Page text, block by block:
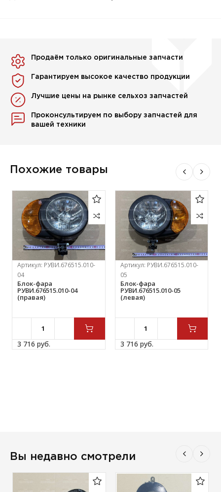
Продаём только оригинальные запчасти
Гарантируем высокое качество продукции
Лучшие цены на рынке сельхоз запчастей
Проконсультируем по выбору запчастей для
вашей техники
Похожие товары
Артикул: РУВИ.676515.010-
04
Блок-фара
РУВИ.676515.010-04
(правая)
3 716 руб.
Артикул: РУВИ.676515.010-
05
Блок-фара
РУВИ.676515.010-05
(левая)
3 716 руб.
Вы недавно смотрели